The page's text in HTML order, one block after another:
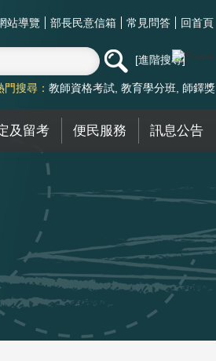
站導覽 部長民意信箱 常見問答 回首頁
進階搜尋
門搜尋： 教師資格考試 教育學分班 師鐸獎
及留考 便民服務 訊息公告